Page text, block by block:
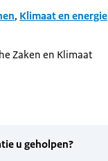
, Klimaat en energie
Zaken en Klimaat